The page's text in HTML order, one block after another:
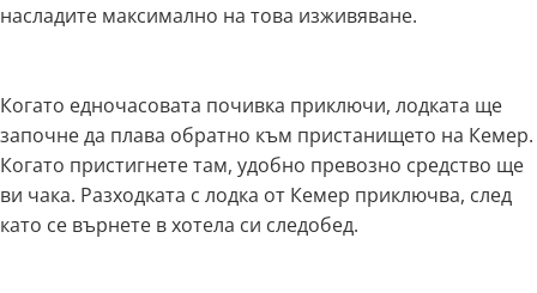
насладите максимално на това изживяване.
Когато едночасовата почивка приключи, лодката ще
започне да плава обратно към пристанището на Кемер.
Когато пристигнете там, удобно превозно средство ще
ви чака. Разходката с лодка от Кемер приключва, след
като се върнете в хотела си следобед.